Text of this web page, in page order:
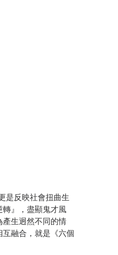
是反映社會扭曲生
』，盡顯鬼才風
生迥然不同的情
融合，就是《六個